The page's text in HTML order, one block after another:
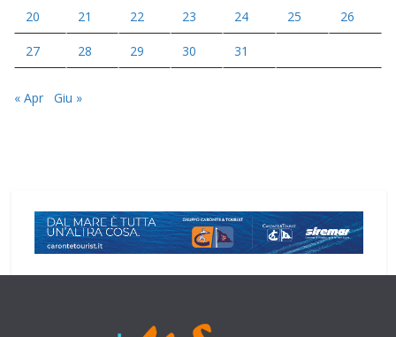
20 21 22 23 24 25 26
27 28 29 30 31
« Apr Giu »